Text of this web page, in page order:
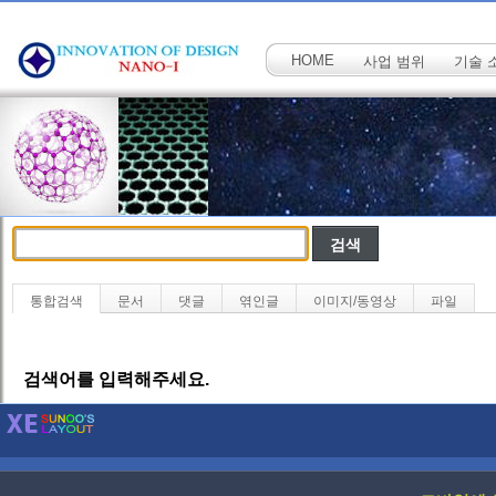
HOME 사업 범위 기술
통합검색 문서 댓글 엮인글 이미지/동영상 파일
검색어를 입력해주세요.